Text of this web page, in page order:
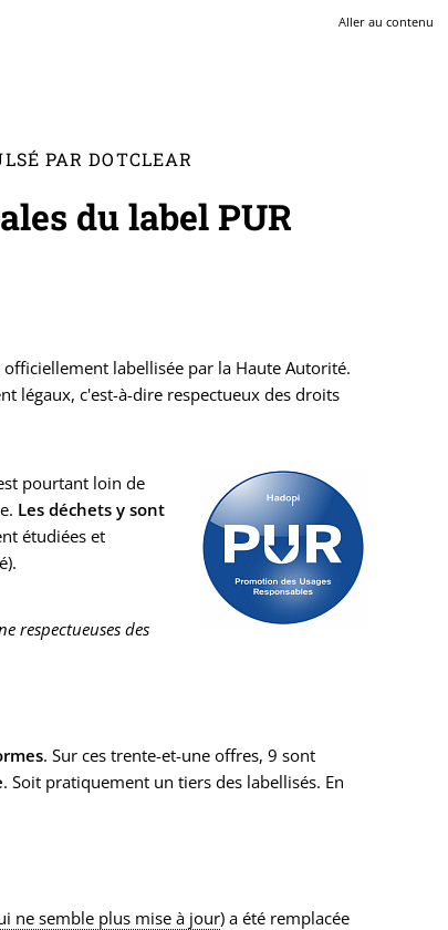
Aller au contenu
PAR DOTCLEAR
du label PUR
labellisée par la Haute Autorité.
légaux, c'est-à-dire respectueux des droits
pourtant loin de
Les déchets y sont
étudiées et
respectueuses des
. Sur ces trente-et-une offres, 9 sont
. Soit pratiquement un tiers des labellisés. En
ne semble plus mise à jour) a été remplacée